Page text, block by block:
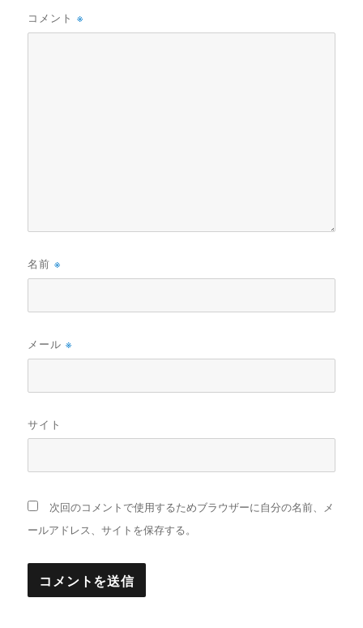
コメント※
名前※
メール※
サイト
次回のコメントで使用するためブラウザーに自分の名前、メ
ールアドレス、サイトを保存する。